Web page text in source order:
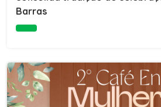
e do Instituto de Desenvolvimento
fundador da empresa Seu
AQUI
Barras